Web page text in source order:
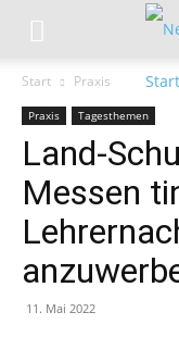
Start Praxis
Praxis Tagesthemen
Land-
Messen
11. Mai 2022